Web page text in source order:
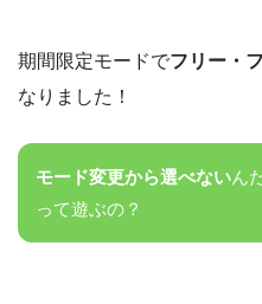
期間限定モードでフリー・
なりました！
モード変更から選べないん
って遊ぶの？